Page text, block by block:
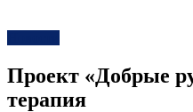
Проект «Добрые
терапия